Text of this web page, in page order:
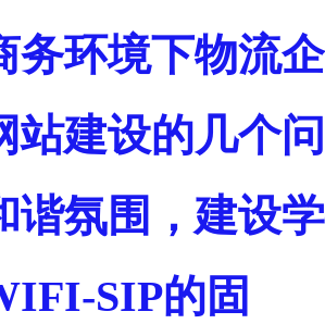
务环境下物流
站建设的几个
谐氛围，建设
SIP的固